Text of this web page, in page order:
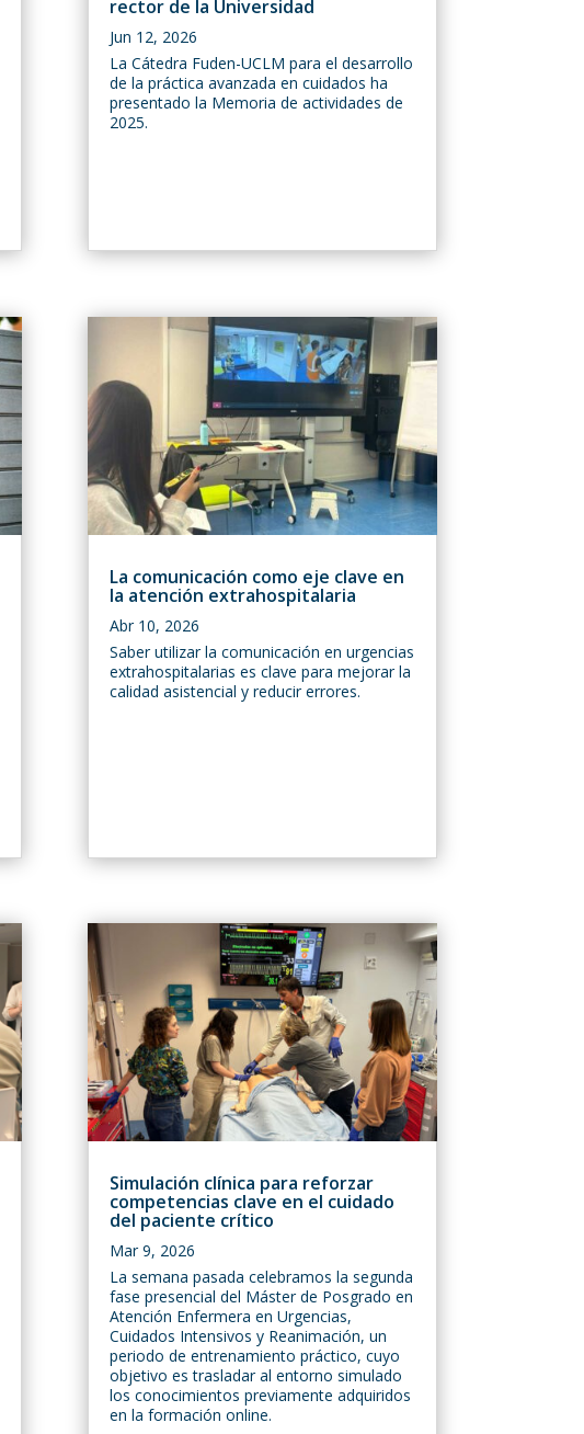
rector de la Universidad
Jun 12, 2026
La Cátedra Fuden-UCLM para el desarrollo
de la práctica avanzada en cuidados ha
presentado la Memoria de actividades de
2025.
La comunicación como eje clave en
la atención extrahospitalaria
Abr 10, 2026
Saber utilizar la comunicación en urgencias
extrahospitalarias es clave para mejorar la
calidad asistencial y reducir errores.
Simulación clínica para reforzar
competencias clave en el cuidado
del paciente crítico
Mar 9, 2026
La semana pasada celebramos la segunda
fase presencial del Máster de Posgrado en
Atención Enfermera en Urgencias,
Cuidados Intensivos y Reanimación, un
periodo de entrenamiento práctico, cuyo
objetivo es trasladar al entorno simulado
los conocimientos previamente adquiridos
en la formación online.